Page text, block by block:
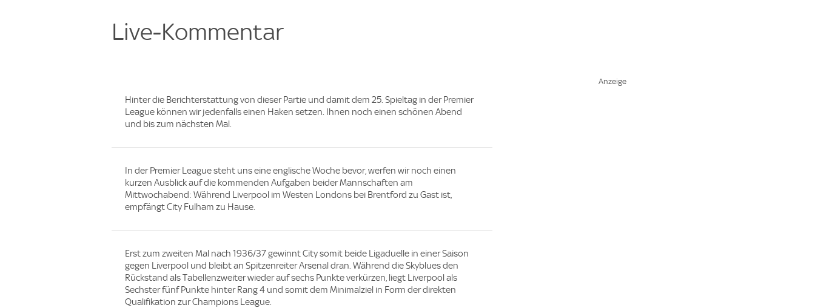
Live-Kommentar
Hinter die Berichterstattung von dieser Partie und damit dem 25. Spieltag in der Premier
League können wir jedenfalls einen Haken setzen. Ihnen noch einen schönen Abend
und bis zum nächsten Mal.
In der Premier League steht uns eine englische Woche bevor, werfen wir noch einen
kurzen Ausblick auf die kommenden Aufgaben beider Mannschaften am
Mittwochabend: Während Liverpool im Westen Londons bei Brentford zu Gast ist,
empfängt City Fulham zu Hause.
Erst zum zweiten Mal nach 1936/37 gewinnt City somit beide Ligaduelle in einer Saison
gegen Liverpool und bleibt an Spitzenreiter Arsenal dran. Während die Skyblues den
Rückstand als Tabellenzweiter wieder auf sechs Punkte verkürzen, liegt Liverpool als
Sechster fünf Punkte hinter Rang 4 und somit dem Minimalziel in Form der direkten
Qualifikation zur Champions League.